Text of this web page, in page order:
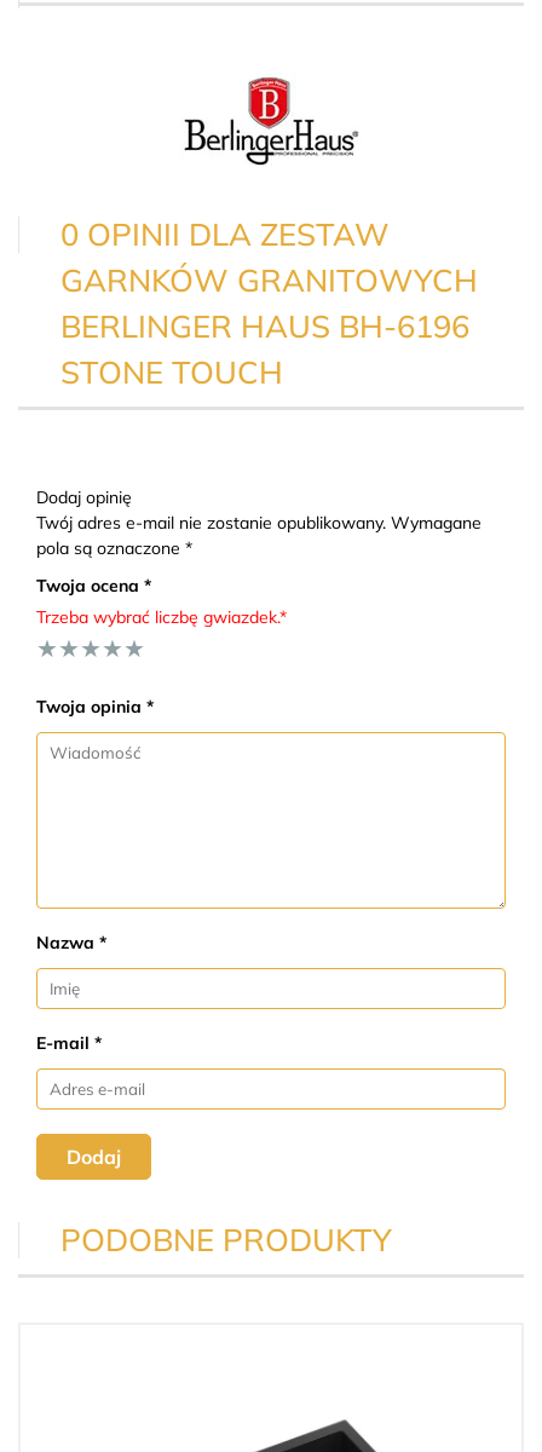
0 OPINII DLA ZESTAW
GARNKÓW GRANITOWYCH
BERLINGER HAUS BH-6196
STONE TOUCH
Dodaj opinię
Twój adres e-mail nie zostanie opublikowany. Wymagane
pola są oznaczone *
Twoja ocena *
Trzeba wybrać liczbę gwiazdek.*
★
★
★
★
★
Twoja opinia *
Nazwa *
E-mail *
Dodaj
PODOBNE PRODUKTY